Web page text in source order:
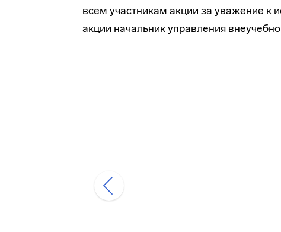
всем участникам акции за уважение к
акции начальник управления